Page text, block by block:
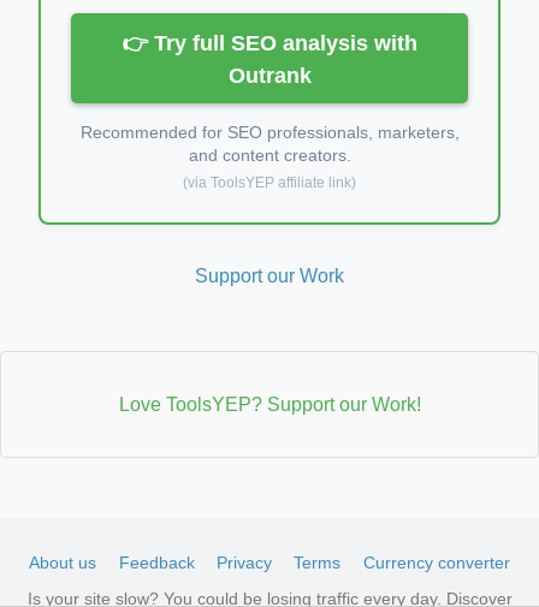
👉 Try full SEO analysis with
Outrank
Recommended for SEO professionals, marketers,
and content creators.
(via ToolsYEP affiliate link)
Support our Work
Love ToolsYEP? Support our Work!
About us Feedback Privacy Terms
Currency converter
Is your site slow? You could be losing traffic every day. Discover